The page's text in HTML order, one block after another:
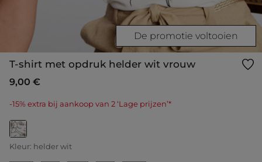
De promotie voltooien
T-shirt met opdruk helder wit vrouw
9,00 €
-15% extra bij aankoop van 2 ‘Lage prijzen’*
geselecteerd
Kleur: helder wit